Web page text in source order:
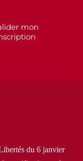
mon
du 6 janvier